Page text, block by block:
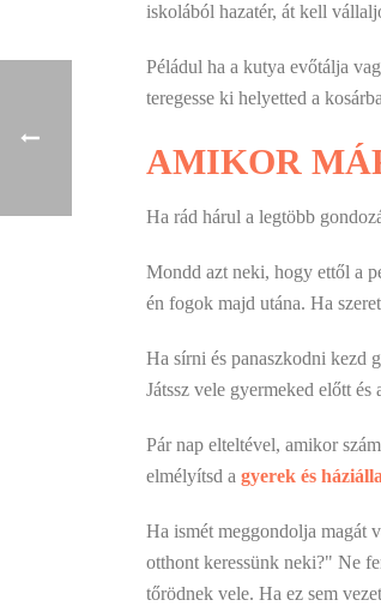
iskolából hazatér, át kell
Péládul ha a kutya evőtálja
teregesse ki helyetted a
AMIKOR
Ha rád hárul a legtöbb
Mondd azt neki, hogy ettől a
én fogok majd utána. Ha
Ha sírni és panaszkodni kezd
Játssz vele gyermeked előtt
Pár nap elteltével, amikor
elmélyítsd a gyerek és
Ha ismét meggondolja magát
otthont keressünk neki?" Ne
tőrödnek vele. Ha ez sem